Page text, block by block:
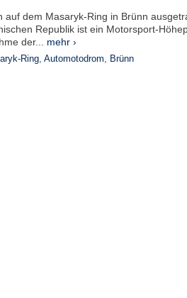
auf dem Masaryk-Ring in Brünn
Republik ist ein Motorsport-
der... mehr ›
Ring, Automotodrom, Brünn